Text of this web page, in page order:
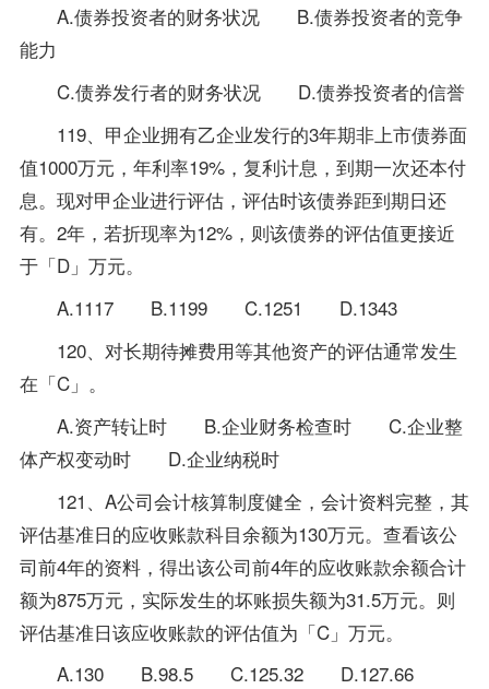
A.债券投资者的财务状况 B.债券投资者的竞争
能力
C.债券发行者的财务状况 D.债券投资者的信誉
119、甲企业拥有乙企业发行的3年期非上市债券面
值1000万元，年利率19%，复利计息，到期一次还本付
息。现对甲企业进行评估，评估时该债券距到期日还
有。2年，若折现率为12%，则该债券的评估值更接近
于「D」万元。
A.1117 B.1199 C.1251 D.1343
120、对长期待摊费用等其他资产的评估通常发生
在「C」。
A.资产转让时 B.企业财务检查时 C.企业整
体产权变动时 D.企业纳税时
121、A公司会计核算制度健全，会计资料完整，其
评估基准日的应收账款科目余额为130万元。查看该公
司前4年的资料，得出该公司前4年的应收账款余额合计
额为875万元，实际发生的坏账损失额为31.5万元。则
评估基准日该应收账款的评估值为「C」万元。
A.130 B.98.5 C.125.32 D.127.66